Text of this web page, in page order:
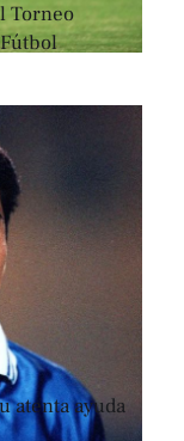
Torneo
atenta ayuda